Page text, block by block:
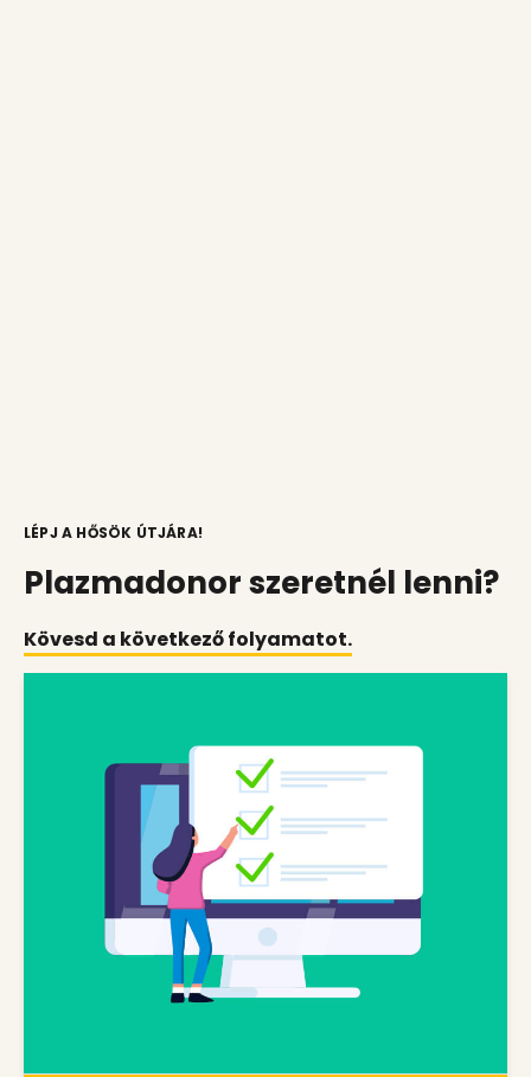
LÉPJ A HŐSÖK ÚTJÁRA!
Plazmadonor szeretnél lenni?
Kövesd a következő folyamatot.